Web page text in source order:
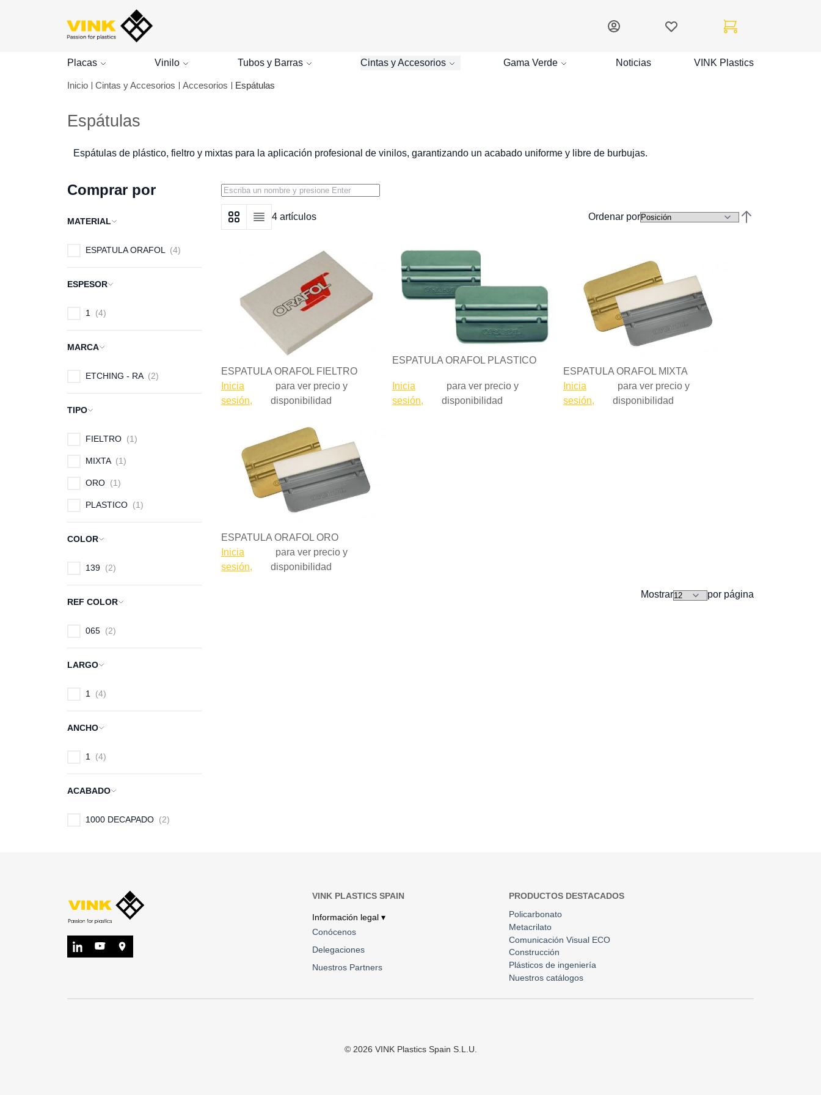
Lista de deseos
Mi cuenta Mi carrito
Placas Vinilo Tubos y Barras Cintas y Accesorios Gama Verde Noticias VINK Plastics
Inicio Cintas y Accesorios Accesorios Espátulas
Espátulas
Espátulas de plástico, fieltro y mixtas para la aplicación profesional de vinilos, garantizando un acabado uniforme y libre de burbujas.
Comprar por
MATERIAL
ESPATULA ORAFOL 4
ESPESOR
1 4
MARCA
ETCHING - RA 2
TIPO
FIELTRO 1
MIXTA 1
ORO 1
PLASTICO 1
COLOR
139 2
REF COLOR
065 2
LARGO
1 4
ANCHO
1 4
ACABADO
1000 DECAPADO 2
Ver como
Grid Lista
4 artículos
Ordenar por
ESPATULA ORAFOL FIELTRO
Inicia
sesión,
para ver precio y
disponibilidad
ESPATULA ORAFOL PLASTICO
Inicia
sesión,
para ver precio y
disponibilidad
ESPATULA ORAFOL MIXTA
Inicia
sesión,
para ver precio y
disponibilidad
ESPATULA ORAFOL ORO
Inicia
sesión,
para ver precio y
disponibilidad
Mostrar por página
VINK PLASTICS SPAIN
Información legal ▾
Conócenos
Delegaciones
Nuestros Partners
PRODUCTOS DESTACADOS
Policarbonato
Metacrilato
Comunicación Visual ECO
Construcción
Plásticos de ingeniería
Nuestros catálogos
© 2026 VINK Plastics Spain S.L.U.